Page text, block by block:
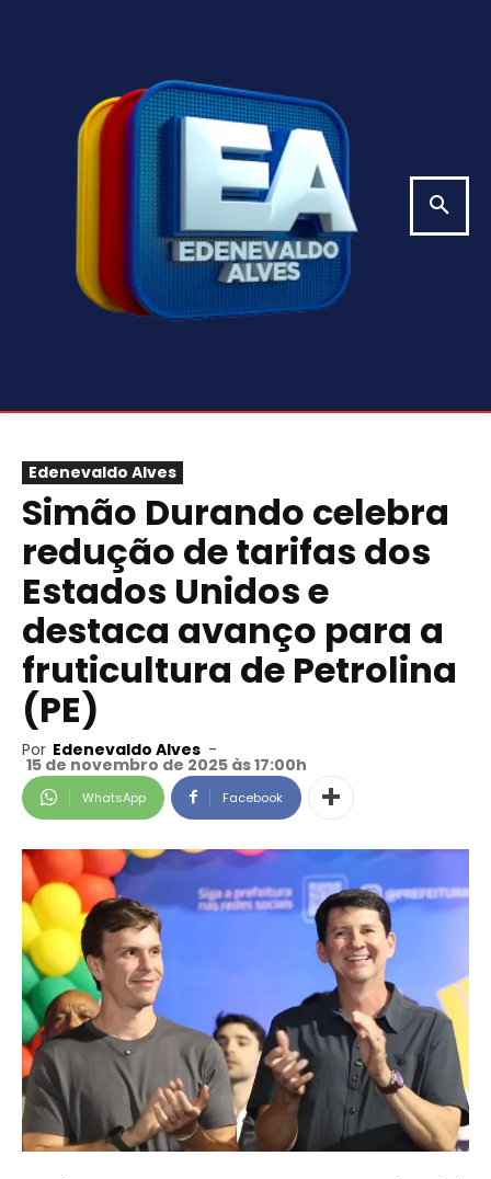
Edenevaldo Alves
Simão Durando celebra
redução de tarifas dos
Estados Unidos e
destaca avanço para a
fruticultura de Petrolina
(PE)
Por Edenevaldo Alves -
15 de novembro de 2025 às 17:00h
WhatsApp Facebook